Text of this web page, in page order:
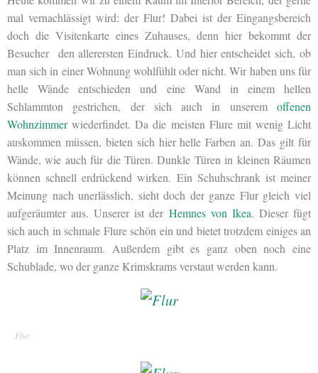
mal vernachlässigt wird: der Flur! Dabei ist der Eingangsbereich
doch die Visitenkarte eines Zuhauses, denn hier bekommt der
Besucher den allerersten Eindruck. Und hier entscheidet sich, ob
man sich in einer Wohnung wohlfühlt oder nicht. Wir haben uns für
helle Wände entschieden und eine Wand in einem hellen
Schlammton gestrichen, der sich auch in unserem offenen
Wohnzimmerwiederfindet. Da die meisten Flure mit wenig Licht
auskommen müssen, bieten sich hier helle Farben an. Das gilt für
Wände, wie auch für die Türen. Dunkle Türen in kleinen Räumen
können schnell erdrückend wirken. Ein Schuhschrank ist meiner
Meinung nach unerlässlich, sieht doch der ganze Flur gleich viel
aufgeräumter aus. Unserer ist der Hemnes von Ikea. Dieser fügt
sich auch in schmale Flure schön ein und bietet trotzdem einiges an
Platz im Innenraum. Außerdem gibt es ganz oben noch eine
Schublade, wo der ganze Krimskrams verstaut werden kann.
Flur